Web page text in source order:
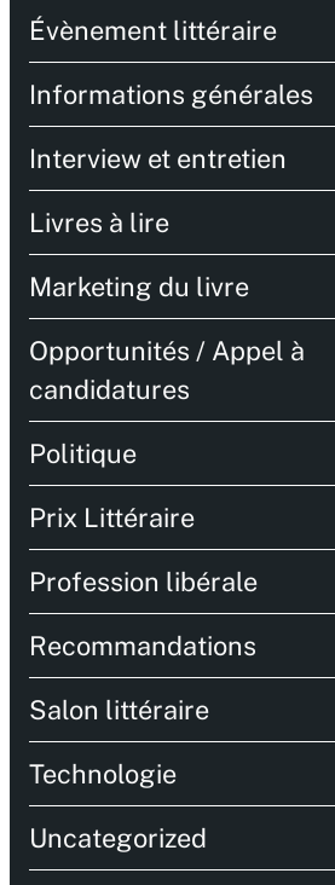
Évènement littéraire
Informations générales
Interview et entretien
Livres à lire
Marketing du livre
Opportunités / Appel à
candidatures
Politique
Prix Littéraire
Profession libérale
Recommandations
Salon littéraire
Technologie
Uncategorized